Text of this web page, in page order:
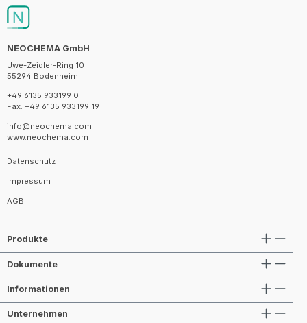
NEOCHEMA GmbH
Uwe-Zeidler-Ring 10
55294 Bodenheim
+49 6135 933199 0
Fax: +49 6135 933199 19
info@neochema.com
www.neochema.com
Datenschutz
Impressum
AGB
Produkte
Dokumente
Informationen
Unternehmen